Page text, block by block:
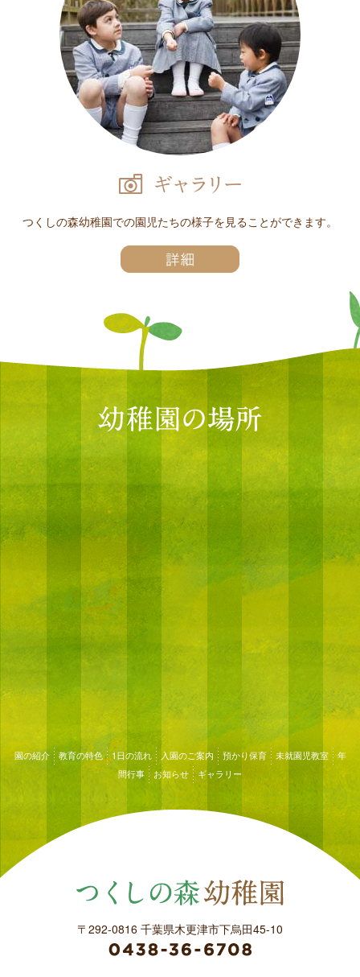
つくしの森幼稚園での園児たちの様子を見ることができます。
園の紹介 教育の特色 1日の流れ 入園のご案内 預かり保育 未就園児教室
年
間行事
お知らせ ギャラリー
〒292-0816 千葉県木更津市下烏田45-10